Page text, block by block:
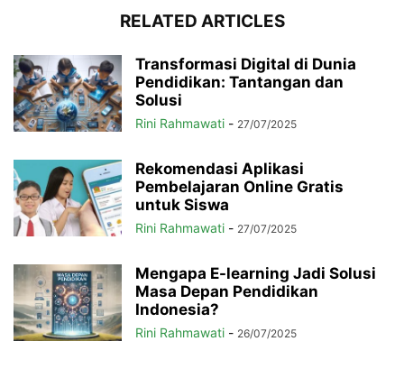
RELATED ARTICLES
Transformasi Digital di Dunia
Pendidikan: Tantangan dan
Solusi
Rini Rahmawati - 27/07/2025
Rekomendasi Aplikasi
Pembelajaran Online Gratis
untuk Siswa
Rini Rahmawati - 27/07/2025
Mengapa E-learning Jadi Solusi
Masa Depan Pendidikan
Indonesia?
Rini Rahmawati - 26/07/2025